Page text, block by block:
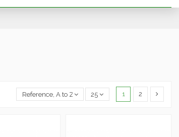
Reference, A to Z 25 1 2